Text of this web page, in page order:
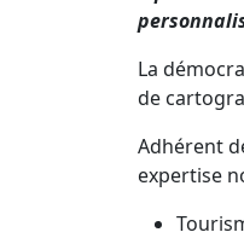
La
de
Adhérent
expertise